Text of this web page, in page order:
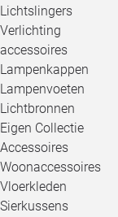
Lichtslingers
Verlichting
accessoires
Lampenkappen
Lampenvoeten
Lichtbronnen
Eigen Collectie
Accessoires
Woonaccessoires
Vloerkleden
Sierkussens